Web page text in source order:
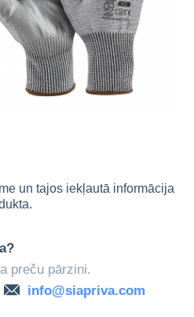
un tajos iekļautā informācija
preču pārzini.
info@siapriva.com